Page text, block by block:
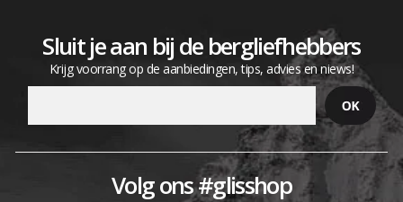
Sluit je aan bij de bergliefhebbers
Krijg voorrang op de aanbiedingen, tips, advies en niews!
Volg ons #glisshop